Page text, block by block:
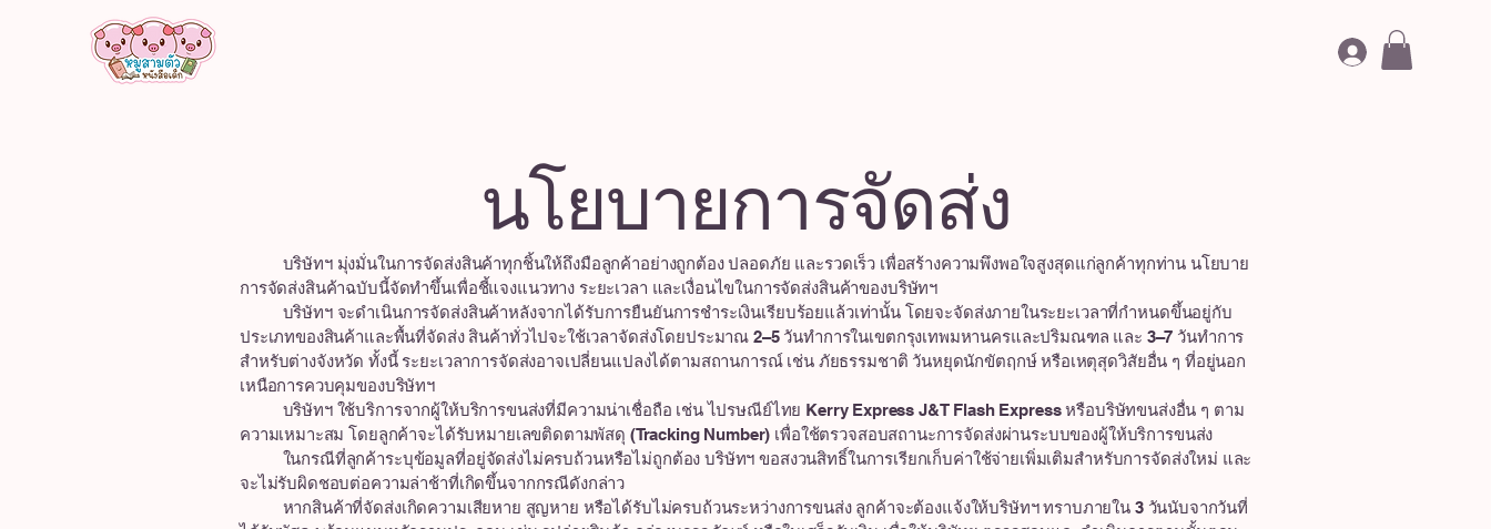
นโยบายการจัดส่ง
บริษัทฯ มุ่งมั่นในการจัดส่งสินค้าทุกชิ้นให้ถึงมือลูกค้าอย่างถูกต้อง ปลอดภัย และรวดเร็ว เพื่อสร้างความพึงพอใจสูงสุดแก่ลูกค้าทุกท่าน นโยบาย
การจัดส่งสินค้าฉบับนี้จัดทำขึ้นเพื่อชี้แจงแนวทาง ระยะเวลา และเงื่อนไขในการจัดส่งสินค้าของบริษัทฯ
บริษัทฯ จะดำเนินการจัดส่งสินค้าหลังจากได้รับการยืนยันการชำระเงินเรียบร้อยแล้วเท่านั้น โดยจะจัดส่งภายในระยะเวลาที่กำหนดขึ้นอยู่กับ
ประเภทของสินค้าและพื้นที่จัดส่ง สินค้าทั่วไปจะใช้เวลาจัดส่งโดยประมาณ 2–5 วันทำการในเขตกรุงเทพมหานครและปริมณฑล และ 3–7 วันทำการ
สำหรับต่างจังหวัด ทั้งนี้ ระยะเวลาการจัดส่งอาจเปลี่ยนแปลงได้ตามสถานการณ์ เช่น ภัยธรรมชาติ วันหยุดนักขัตฤกษ์ หรือเหตุสุดวิสัยอื่น ๆ ที่อยู่นอก
เหนือการควบคุมของบริษัทฯ
บริษัทฯ ใช้บริการจากผู้ให้บริการขนส่งที่มีความน่าเชื่อถือ เช่น ไปรษณีย์ไทย Kerry Express J&T Flash Express หรือบริษัทขนส่งอื่น ๆ ตาม
ความเหมาะสม โดยลูกค้าจะได้รับหมายเลขติดตามพัสดุ (Tracking Number) เพื่อใช้ตรวจสอบสถานะการจัดส่งผ่านระบบของผู้ให้บริการขนส่ง
ในกรณีที่ลูกค้าระบุข้อมูลที่อยู่จัดส่งไม่ครบถ้วนหรือไม่ถูกต้อง บริษัทฯ ขอสงวนสิทธิ์ในการเรียกเก็บค่าใช้จ่ายเพิ่มเติมสำหรับการจัดส่งใหม่ และ
จะไม่รับผิดชอบต่อความล่าช้าที่เกิดขึ้นจากกรณีดังกล่าว
หากสินค้าที่จัดส่งเกิดความเสียหาย สูญหาย หรือได้รับไม่ครบถ้วนระหว่างการขนส่ง ลูกค้าจะต้องแจ้งให้บริษัทฯ ทราบภายใน 3 วันนับจากวันที่